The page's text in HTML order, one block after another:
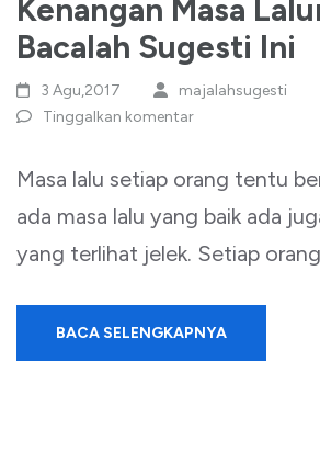
Kenangan Masa
Bacalah Sugesti Ini
3 Agu,2017
majalahsugesti
Tinggalkan komentar
Masa lalu setiap orang tentu
ada masa lalu yang baik ada
yang terlihat jelek. Setiap
BACA SELENGKAPNYA